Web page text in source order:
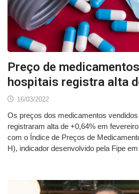
Preço de
hospitais registra alta
16/03/2022
Os preços dos medicamentos
registraram alta de +0,64% em
com o Índice de Preços de
H), indicador desenvolvido pela Fipe em